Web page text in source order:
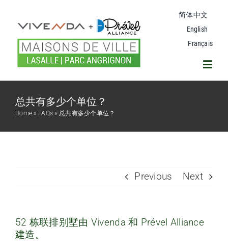
content
简体中文
English
Français
拉萨尔联排别墅项目
经常问的问题
总共有多少个单位？
Home » FAQs » 总共有多少个单位？
Previous Next
52 栋联排别墅由 Vivenda 和 Prével Alliance
建造。